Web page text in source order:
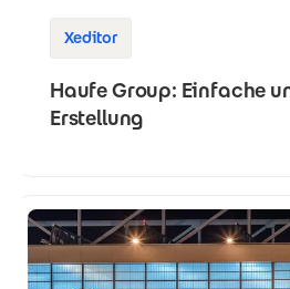
Xeditor
Haufe Group: Einfache
Erstellung